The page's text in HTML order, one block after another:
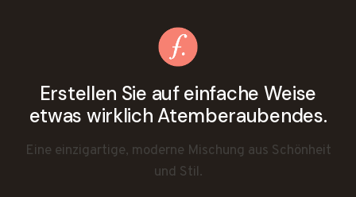
Erstellen Sie auf einfache Weise
etwas wirklich Atemberaubendes.
Eine einzigartige, moderne Mischung aus Schönheit
und Stil.